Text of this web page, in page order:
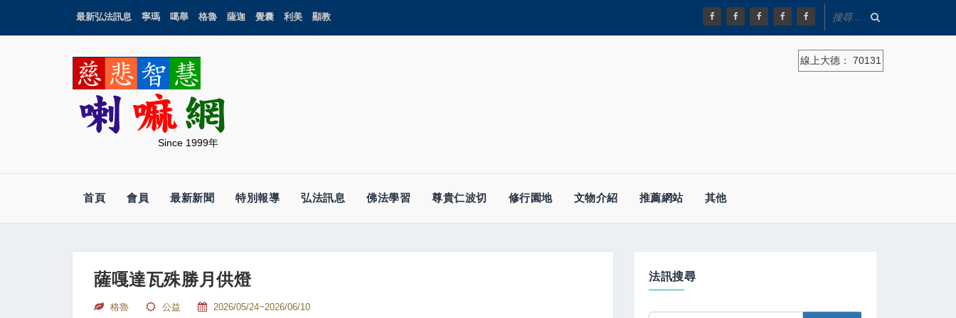
最新弘法訊息 寧瑪 噶舉 格魯 薩迦 覺囊 利美 顯教
Since 1999年
線上大德： 70131
首頁 會員 最新新聞 特別報導 弘法訊息 佛法學習 尊貴仁波切 修行園地 文物介紹 推薦網站 其他
薩嘎達瓦殊勝月供燈
格魯 公益 2026/05/24~2026/06/10
法訊搜尋